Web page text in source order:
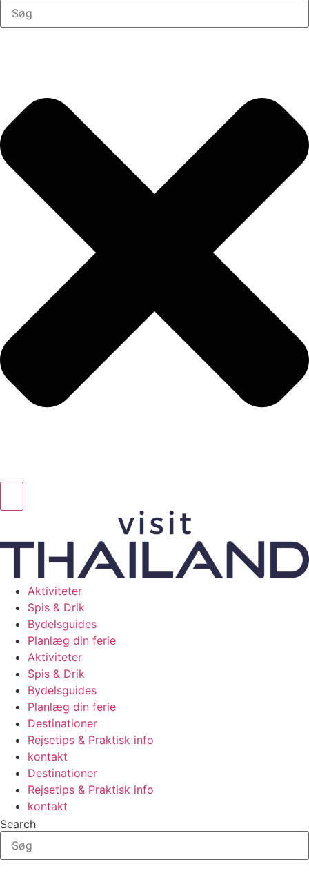
Aktiviteter
Spis & Drik
Bydelsguides
Planlæg din ferie
Aktiviteter
Spis & Drik
Bydelsguides
Planlæg din ferie
Destinationer
Rejsetips & Praktisk info
kontakt
Destinationer
Rejsetips & Praktisk info
kontakt
Search